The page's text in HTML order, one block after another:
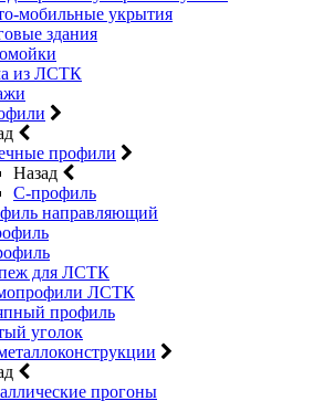
мобильные укрытия
здания
из ЛСТК
профили
Назад
C-профиль
направляющий
для ЛСТК
ЛСТК
профиль
уголок
прогоны